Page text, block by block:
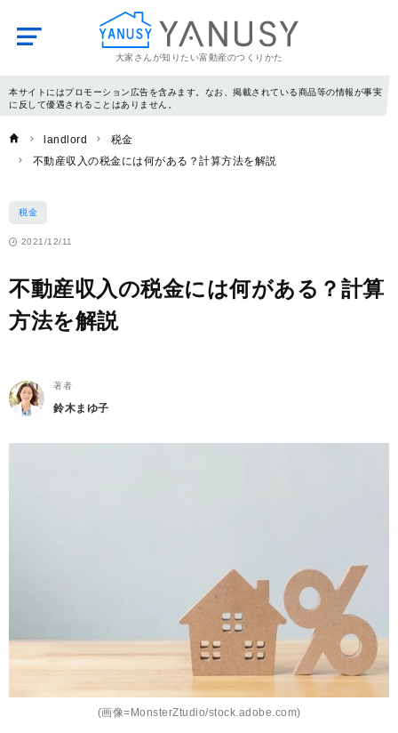
大家さんが知りたい富動産のつくりかた
YANUSY
本サイトにはプロモーション広告を含みます。なお、掲載されている商品等の情報が事実
に反して優遇されることはありません。
landlord
税金
不動産収入の税金には何がある？計算方法を解説
税金
2021/12/11
不動産収入の税金には何がある？計算
方法を解説
著者
鈴木まゆ子
(画像=MonsterZtudio/stock.adobe.com)